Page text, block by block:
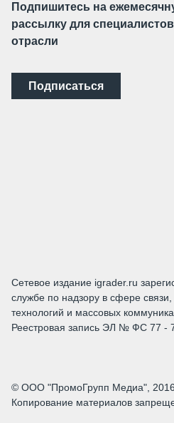
Подпишитесь на
рассылку для специалистов
отрасли
Подписаться
Сетевое издание igrader.ru
службе по надзору в сфере
технологий и массовых
Реестровая запись ЭЛ № ФС 77 -
© ООО "ПромоГрупп Медиа",
Копирование материалов